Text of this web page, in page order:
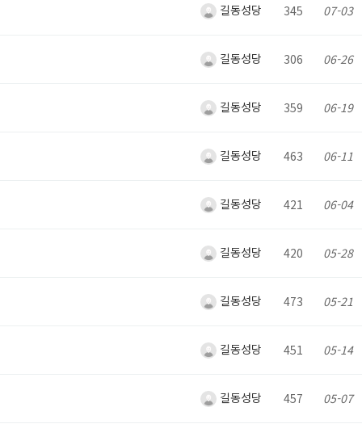
길동성당 345 07-03
길동성당 306 06-26
길동성당 359 06-19
길동성당 463 06-11
길동성당 421 06-04
길동성당 420 05-28
길동성당 473 05-21
길동성당 451 05-14
길동성당 457 05-07